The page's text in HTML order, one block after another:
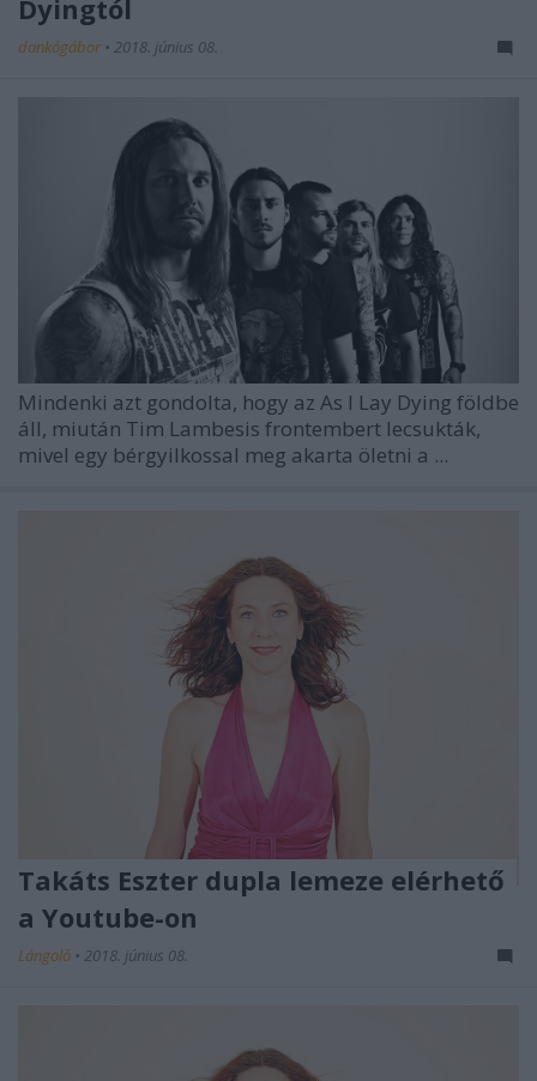
Dyingtól
dankógábor • 2018. június 08.
Mindenki azt gondolta, hogy az As I Lay Dying földbe
áll, miután Tim Lambesis frontembert lecsukták,
mivel egy bérgyilkossal meg akarta öletni a ...
Takáts Eszter dupla lemeze elérhető
a Youtube-on
Lángoló • 2018. június 08.